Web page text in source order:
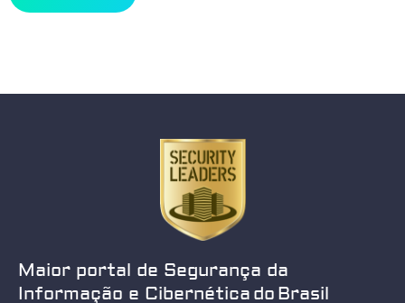
Maior portal de Segurança da
Informação e Cibernética do Brasil